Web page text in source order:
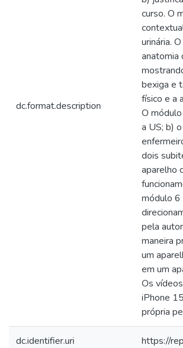
dc.format.description
curso. O
urinária.
anatomia
bexiga e
físico e a
O
a US; b)
dois
aparelho
módulo 6
pela
maneira
um
em um
Os
iPhone
própria
dc.identifier.uri https://